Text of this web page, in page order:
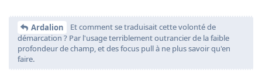
Ardalion
Et comment se traduisait cette volonté de
démarcation ? Par l'usage terriblement outrancier de la faible
profondeur de champ, et des focus pull à ne plus savoir qu'en
faire.